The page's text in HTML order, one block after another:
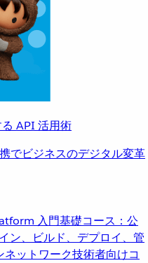
API 活用術
でビジネスのデジタル変革
入門基礎コース：公
ン、ビルド、デプロイ、管
ネットワーク技術者向けコ